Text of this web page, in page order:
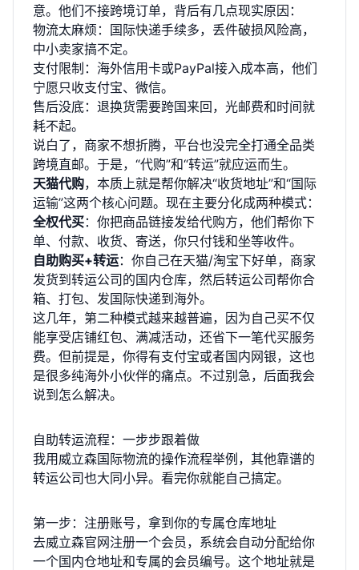
意。他们不接跨境订单，背后有几点现实原因：
物流太麻烦：国际快递手续多，丢件破损风险高，
中小卖家搞不定。
支付限制：海外信用卡或PayPal接入成本高，他们
宁愿只收支付宝、微信。
售后没底：退换货需要跨国来回，光邮费和时间就
耗不起。
说白了，商家不想折腾，平台也没完全打通全品类
跨境直邮。于是，“代购”和“转运”就应运而生。
天猫代购，本质上就是帮你解决“收货地址”和“国际
运输”这两个核心问题。现在主要分化成两种模式：
全权代买：你把商品链接发给代购方，他们帮你下
单、付款、收货、寄送，你只付钱和坐等收件。
自助购买+转运：你自己在天猫/淘宝下好单，商家
发货到转运公司的国内仓库，然后转运公司帮你合
箱、打包、发国际快递到海外。
这几年，第二种模式越来越普遍，因为自己买不仅
能享受店铺红包、满减活动，还省下一笔代买服务
费。但前提是，你得有支付宝或者国内网银，这也
是很多纯海外小伙伴的痛点。不过别急，后面我会
说到怎么解决。
自助转运流程：一步步跟着做
我用威立森国际物流的操作流程举例，其他靠谱的
转运公司也大同小异。看完你就能自己搞定。
第一步：注册账号，拿到你的专属仓库地址
去威立森官网注册一个会员，系统会自动分配给你
一个国内仓地址和专属的会员编号。这个地址就是